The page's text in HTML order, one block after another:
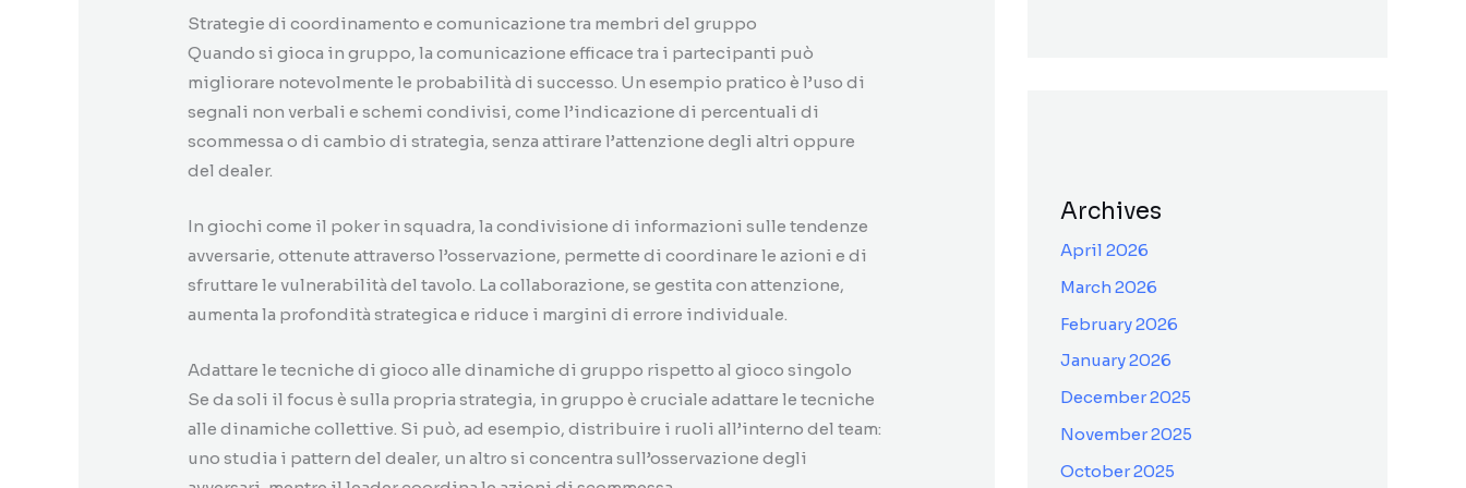
Strategie di coordinamento e comunicazione tra membri del gruppo
Quando si gioca in gruppo, la comunicazione efficace tra i partecipanti può
migliorare notevolmente le probabilità di successo. Un esempio pratico è l’uso di
segnali non verbali e schemi condivisi, come l’indicazione di percentuali di
scommessa o di cambio di strategia, senza attirare l’attenzione degli altri oppure
del dealer.
In giochi come il poker in squadra, la condivisione di informazioni sulle tendenze
avversarie, ottenute attraverso l’osservazione, permette di coordinare le azioni e di
sfruttare le vulnerabilità del tavolo. La collaborazione, se gestita con attenzione,
aumenta la profondità strategica e riduce i margini di errore individuale.
Adattare le tecniche di gioco alle dinamiche di gruppo rispetto al gioco singolo
Se da soli il focus è sulla propria strategia, in gruppo è cruciale adattare le tecniche
alle dinamiche collettive. Si può, ad esempio, distribuire i ruoli all’interno del team:
uno studia i pattern del dealer, un altro si concentra sull’osservazione degli
Archives
April 2026
March 2026
February 2026
January 2026
December 2025
November 2025
October 2025